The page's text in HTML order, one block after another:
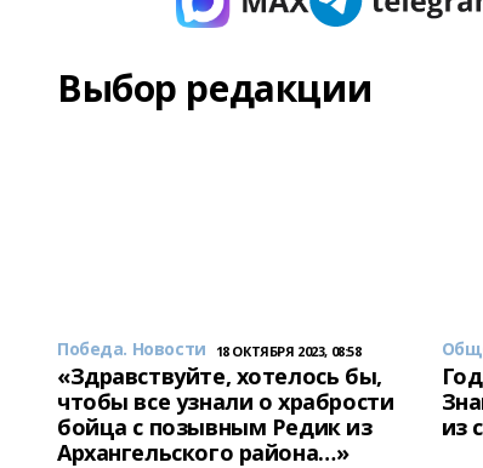
Выбор редакции
Победа. Новости 18 ОКТЯБРЯ 2023, 08:58
«Здравствуйте, хотелось бы,
чтобы все узнали о храбрости
бойца с позывным Редик из
Архангельского района…»
из